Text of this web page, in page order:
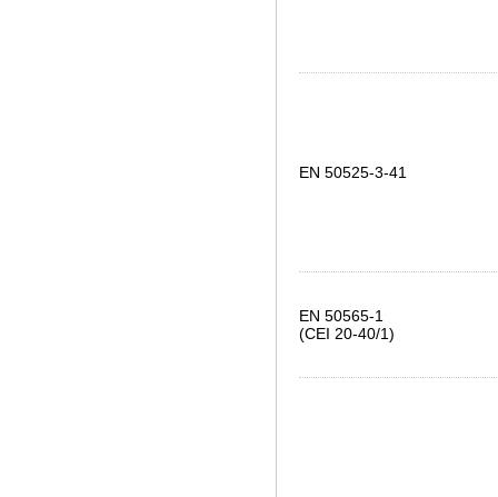
EN 50525-3-41
EN 50565-1
(CEI 20-40/1)